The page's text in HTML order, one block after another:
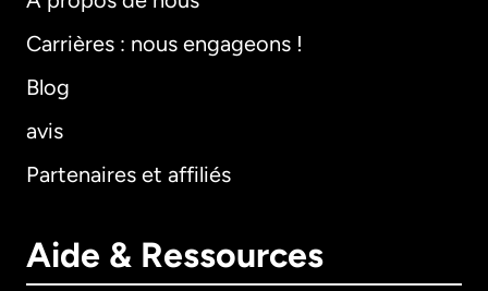
Carrières : nous engageons !
Blog
avis
Partenaires et affiliés
Aide & Ressources